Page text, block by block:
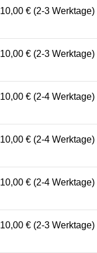
10,00 € (2-3 Werktage)
10,00 € (2-3 Werktage)
10,00 € (2-4 Werktage)
10,00 € (2-4 Werktage)
10,00 € (2-4 Werktage)
10,00 € (2-3 Werktage)